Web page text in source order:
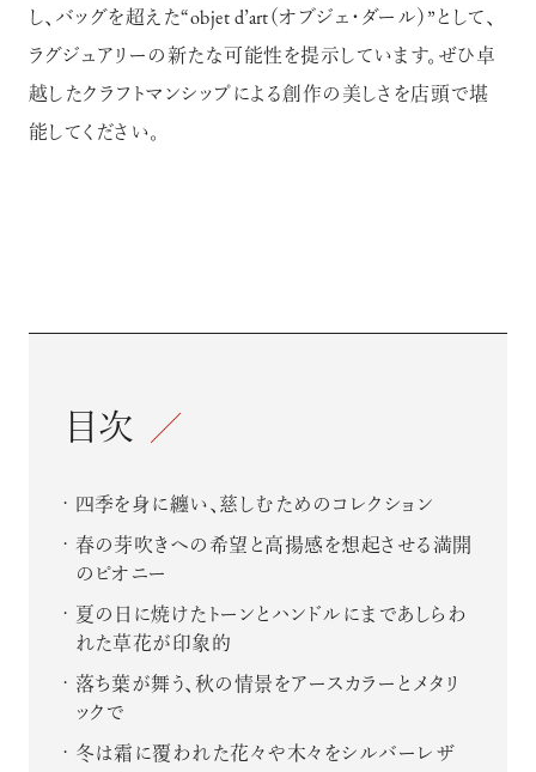
し、バッグを超えた“objet d’art（オブジェ・ダール）”として、
ラグジュアリーの新たな可能性を提示しています。ぜひ卓
越したクラフトマンシップによる創作の美しさを店頭で堪
能してください。
目次
四季を身に纏い、慈しむためのコレクション
春の芽吹きへの希望と高揚感を想起させる満開
のピオニー
夏の日に焼けたトーンとハンドルにまであしらわ
れた草花が印象的
落ち葉が舞う、秋の情景をアースカラーとメタリ
ックで
冬は霜に覆われた花々や木々をシルバーレザ